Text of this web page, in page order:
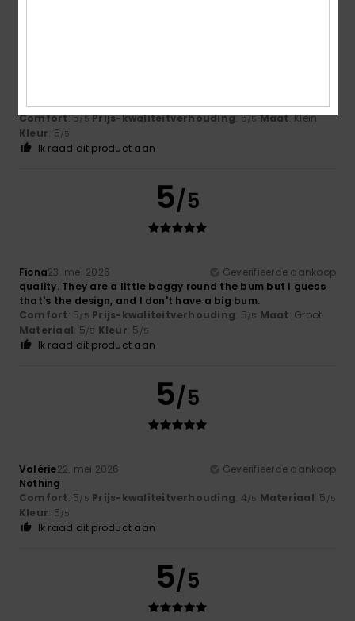
5
really lovely jeans
Comfort: 5/5 Prijs-kwaliteitverhouding: 5/5 Maat: Klein
Kleur: 5/5
Ik raad dit product aan
5/5
Fiona23. mei 2026
Geverifieerde aankoop
quality. They are a little baggy round the bum but I guess
that's the design, and I don't have a big bum.
Comfort: 5/5 Prijs-kwaliteitverhouding: 5/5 Maat: Groot
Materiaal: 5/5 Kleur: 5 /5
Ik raad dit product aan
5/5
Valérie22. mei 2026
Geverifieerde aankoop
Nothing
Comfort: 5/5 Prijs-kwaliteitverhouding: 4/5 Materiaal: 5 /5
Kleur: 5/5
Ik raad dit product aan
5/5